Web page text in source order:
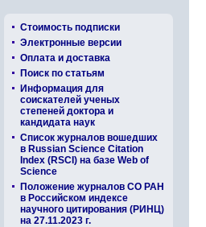
Стоимость подписки
Электронные версии
Оплата и доставка
Поиск по статьям
Информация для
соискателей ученых
степеней доктора и
кандидата наук
Список журналов вошедших
в Russian Science Citation
Index (RSCI) на базе Web of
Science
Положение журналов СО РАН
в Российском индексе
научного цитирования (РИНЦ)
на 27.11.2023 г.